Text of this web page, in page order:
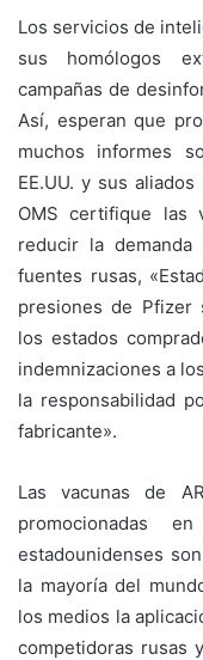
Los servicios de
sus homólogos
campañas de
Así, esperan que
muchos informes
EE.UU. y sus
OMS certifique las
reducir la
fuentes rusas,
presiones de Pfizer
los estados
indemnizaciones a
la responsabilidad
fabricante».
Las vacunas de
promocionadas
estadounidenses
la mayoría del
los medios la
competidoras rusas